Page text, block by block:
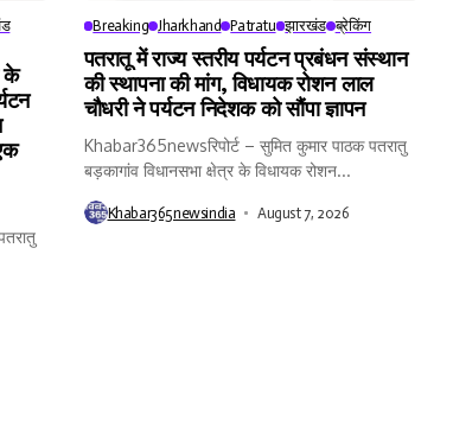
के
Breaking Jharkhand Patratu झारखंड ब्रेकिंग
पतरातू में राज्य स्तरीय पर्यटन प्रबंधन संस्थान
की स्थापना की मांग, विधायक रोशन लाल
चौधरी ने पर्यटन निदेशक को सौंपा ज्ञापन
Khabar365newsरिपोर्ट – सुमित कुमार पाठक पतरातु
बड़कागांव विधानसभा क्षेत्र के विधायक रोशन...
Khabar365newsindia August 7, 2026